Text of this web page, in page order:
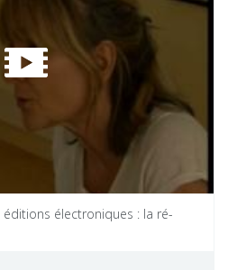
électroniques : la ré-